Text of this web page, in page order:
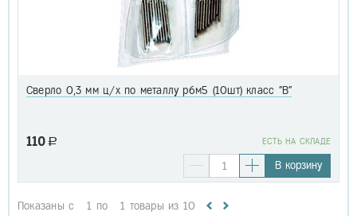
Сверло 0,3 мм ц/х по металлу р6м5 (10шт) класс "В"
110 a EСТЬ НА СКЛАДЕ
В корзину
Показаны с 1 по 1 товары из 10